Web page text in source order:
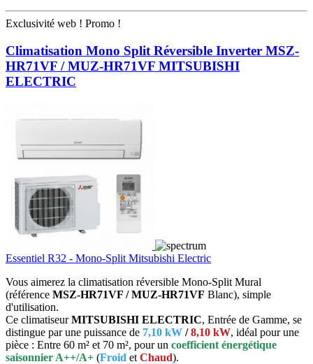
Exclusivité web ! Promo !
Climatisation Mono Split Réversible Inverter MSZ-
HR71VF / MUZ-HR71VF MITSUBISHI
ELECTRIC
Essentiel R32 - Mono-Split Mitsubishi Electric
Vous aimerez la climatisation réversible Mono-Split Mural
(référence MSZ-HR71VF / MUZ-HR71VF Blanc), simple
d'utilisation.
Ce climatiseurMITSUBISHI ELECTRIC, Entrée de Gamme, se
distingue par une puissance de 7,10 kW /8,10 kW, idéal pour une
pièce : Entre 60 m² et 70 m², pour un coefficient énergétique
saisonnier A++/A+ (Froid et Chaud).